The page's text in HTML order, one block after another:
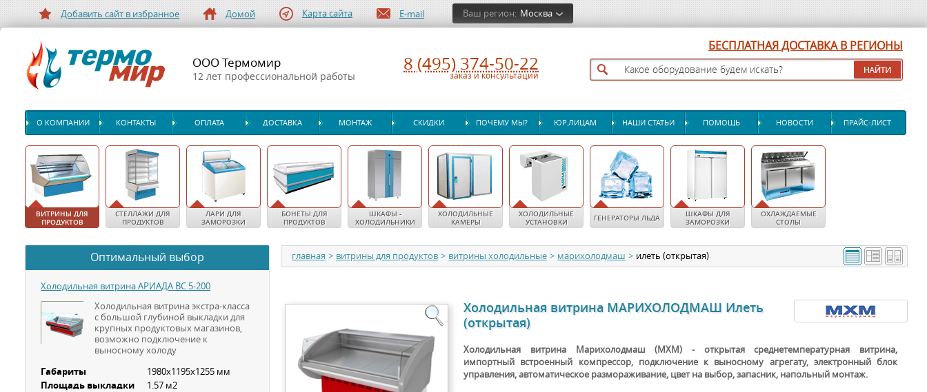
Добавить сайт в избранное Домой Карта сайта E-mail Ваш регион: Москва
ООО Термомир
12 лет профессиональной работы
8 (495) 374-50-22
заказ и консультации
БЕСПЛАТНАЯ ДОСТАВКА В РЕГИОНЫ
О КОМПАНИИ КОНТАКТЫ ОПЛАТА ДОСТАВКА МОНТАЖ СКИДКИ ПОЧЕМУ МЫ? ЮР.ЛИЦАМ НАШИ СТАТЬИ ПОМОЩЬ НОВОСТИ ПРАЙС-ЛИСТ
ВИТРИНЫ ДЛЯ
ПРОДУКТОВ
СТЕЛЛАЖИ ДЛЯ
ПРОДУКТОВ
ЛАРИ ДЛЯ
ЗАМОРОЗКИ
БОНЕТЫ ДЛЯ
ПРОДУКТОВ
ШКАФЫ -
ХОЛОДИЛЬНИКИ
ХОЛОДИЛЬНЫЕ
КАМЕРЫ
ХОЛОДИЛЬНЫЕ
УСТАНОВКИ
ГЕНЕРАТОРЫ ЛЬДА
ШКАФЫ ДЛЯ
ЗАМОРОЗКИ
ОХЛАЖДАЕМЫЕ
СТОЛЫ
главная > витрины для продуктов > витрины холодильные > марихолодмаш > илеть (открытая)
Холодильная витрина МАРИХОЛОДМАШ Илеть
(открытая)
Холодильная витрина Марихолодмаш (МХМ) - открытая среднетемпературная витрина,
импортный встроенный компрессор, подключение к выносному агрегату, электронный блок
управления, автоматическое размораживание, цвет на выбор, запасник, напольный монтаж.
Оптимальный выбор
Холодильная витрина АРИАДА ВС 5-200
Холодильная витрина экстра-класса
с большой глубиной выкладки для
крупных продуктовых магазинов,
возможно подключение к
выносному холоду
Габариты 1980х1195х1255 мм
Площадь выкладки 1.57 м2